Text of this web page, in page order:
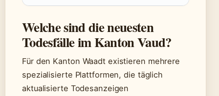
Welche sind die neuesten
Todesfälle im Kanton Vaud?
Für den Kanton Waadt existieren mehrere
spezialisierte Plattformen, die täglich
aktualisierte Todesanzeigen